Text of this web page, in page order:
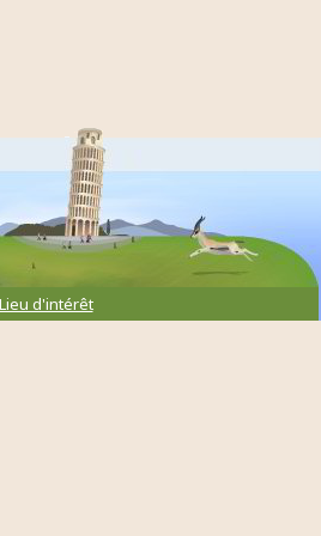
Lieu d'intérêt